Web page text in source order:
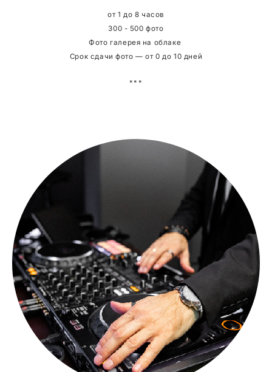
от 1 до 8 часов
300 - 500 фото
Фото галерея на облаке
Срок сдачи фото — от 0 до 10 дней
***